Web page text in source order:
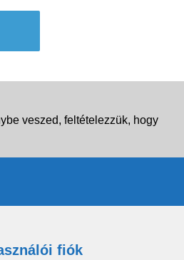
veszed, feltételezzük, hogy
fiók